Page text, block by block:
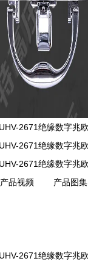
产品视频 产品图集